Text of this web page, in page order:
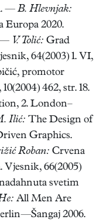
— B. Hlevnjak:
Europa 2020.
— V. Tolić: Grad
64(2003) 1. VI,
promotor
462, str. 18.
2. London–
Ilić: The Design of
Graphics.
Roban: Crvena
Vjesnik, 66(2005)
svetim
All Men Are
2006.